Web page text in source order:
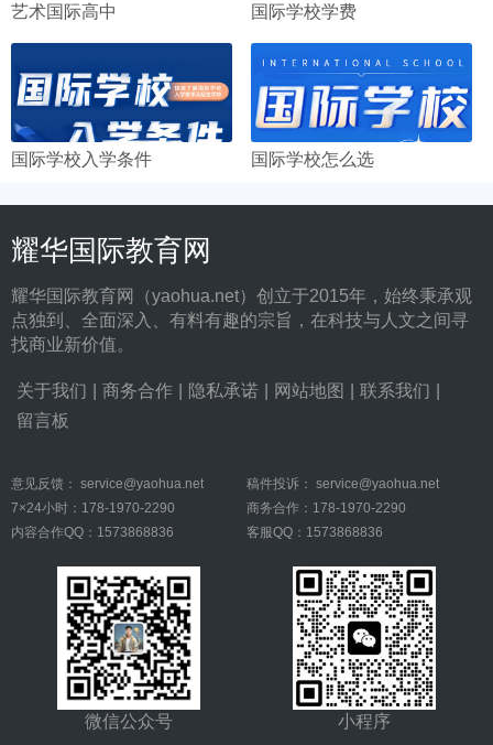
艺术国际高中 国际学校学费
国际学校入学条件 国际学校怎么选
耀华国际教育网
耀华国际教育网（yaohua.net）创立于2015年，始终秉承观
点独到、全面深入、有料有趣的宗旨，在科技与人文之间寻
找商业新价值。
关于我们 商务合作 隐私承诺 网站地图 联系我们
留言板
意见反馈： service@yaohua.net 稿件投诉： service@yaohua.net
7×24小时：178-1970-2290
商务合作：178-1970-2290
内容合作QQ：1573868836
客服QQ：1573868836
微信公众号 小程序